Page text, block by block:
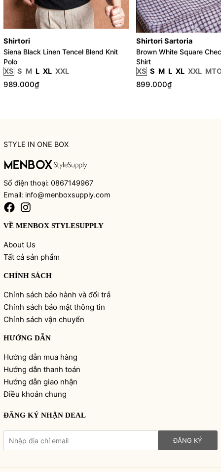
Shirtori
Siena Black Linen Tencel Blend Knit
Polo
XS S M L XL XXL
989.000₫
Shirtori Sartoria
Brown White Square
Shirt
XS S M L XL XXL
899.000₫
STYLE IN ONE BOX
Số điện thoại: 0867149967
Email: info@menboxsupply.com
VỀ MENBOX STYLESUPPLY
About Us
Tất cả sản phẩm
CHÍNH SÁCH
Chính sách bảo hành và đổi trả
Chính sách bảo mật thông tin
Chính sách vận chuyển
HƯỚNG DẪN
Hướng dẫn mua hàng
Hướng dẫn thanh toán
Hướng dẫn giao nhận
Điều khoản chung
ĐĂNG KÝ NHẬN DEAL
ĐĂNG KÝ